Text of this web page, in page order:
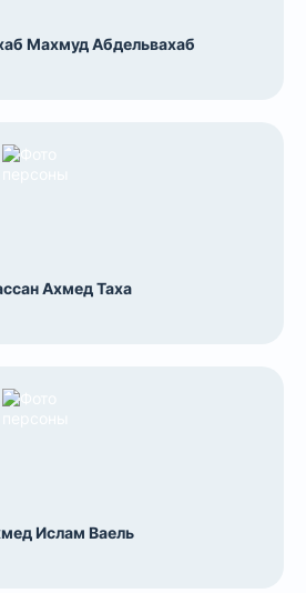
Махмуд Абдельвахаб
Ахмед Таха
Ислам Ваель